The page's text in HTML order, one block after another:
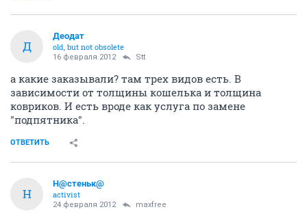
Д
Деодат
old, but not obsolete
16 февраля 2012 Stt
а какие заказывали? там трех видов есть. В
зависимости от толщины кошелька и толщина
ковриков. И есть вроде как услуга по замене
"подпятника".
ОТВЕТИТЬ
Н
Н@стеньк@
activist
24 февраля 2012 maxfree